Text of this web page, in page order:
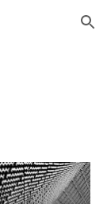
Skip to navigation